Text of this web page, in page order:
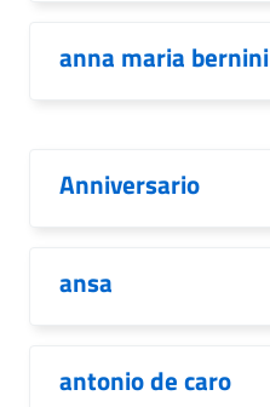
anna maria bernini
Anniversario
ansa
antonio de caro